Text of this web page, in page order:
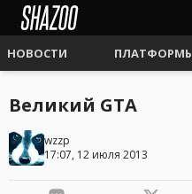
НОВОСТИ
Великий GTA
wzzp
17:07, 12 июля 2013